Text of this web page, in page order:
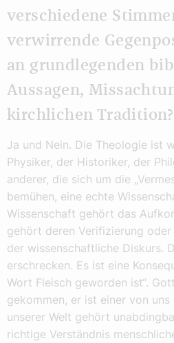
verschiedene
verwirrende
an grundlegenden
Aussagen,
kirchlichen Tradition?
Ja und Nein. Die Theologie ist
Physiker, der Historiker, der
anderer, die sich um die
bemühen, eine echte
Wissenschaft gehört das
gehört deren Verifizierung
der wissenschaftliche Diskurs.
erschrecken. Es ist eine
Wort Fleisch geworden ist“.
gekommen, er ist einer von
unserer Welt gehört
richtige Verständnis